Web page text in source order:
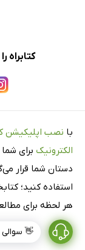
👋 سوالی
کتابراه
با نصب اپلیکیشن
الکترونیک برای
دستان شما قرار
استفاده کنید؛
هر لحظه برای